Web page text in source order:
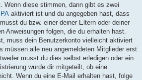
Wenn diese stimmen, dann gibt es zwei
aktiviert ist und du angegeben hast, dass
du bzw. einer deiner Eltern oder deiner
Anweisungen folgen, die du erhalten hast.
muss dein Benutzerkonto vielleicht aktiviert
müssen alle neu angemeldeten Mitglieder erst
musst du dies selbst erledigen oder ein
wurde dir mitgeteilt, ob eine
Wenn du eine E-Mail erhalten hast, folge